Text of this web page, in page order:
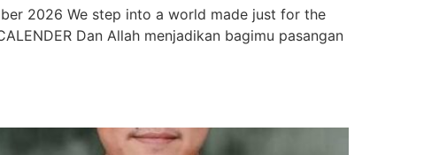
2026 We step into a world made just for the
Dan Allah menjadikan bagimu pasangan